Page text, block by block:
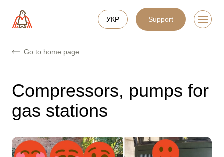
УКР Support
Go to home page
Compressors, pumps for
gas stations